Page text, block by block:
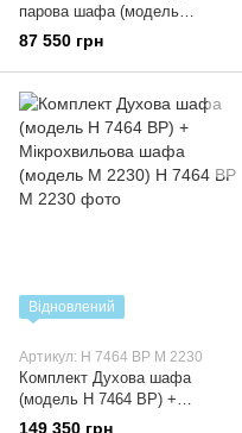
парова шафа (модель
CS858GRB7) + Кавомашина
(модель CT836LEB6)
87 550 грн
Відновлений
Артикул: Н 7464 ВР М 2230
Комплект Духова шафа
(модель Н 7464 ВР) +
Мікрохвильова шафа (модель
149 350 грн